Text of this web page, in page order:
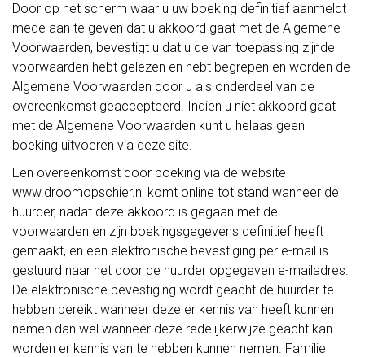
Door op het scherm waar u uw boeking definitief aanmeldt
mede aan te geven dat u akkoord gaat met de Algemene
Voorwaarden, bevestigt u dat u de van toepassing zijnde
voorwaarden hebt gelezen en hebt begrepen en worden de
Algemene Voorwaarden door u als onderdeel van de
overeenkomst geaccepteerd. Indien u niet akkoord gaat
met de Algemene Voorwaarden kunt u helaas geen
boeking uitvoeren via deze site.
Een overeenkomst door boeking via de website
www.droomopschier.nl komt online tot stand wanneer de
huurder, nadat deze akkoord is gegaan met de
voorwaarden en zijn boekingsgegevens definitief heeft
gemaakt, en een elektronische bevestiging per e-mail is
gestuurd naar het door de huurder opgegeven e-mailadres.
De elektronische bevestiging wordt geacht de huurder te
hebben bereikt wanneer deze er kennis van heeft kunnen
nemen dan wel wanneer deze redelijkerwijze geacht kan
worden er kennis van te hebben kunnen nemen. Familie